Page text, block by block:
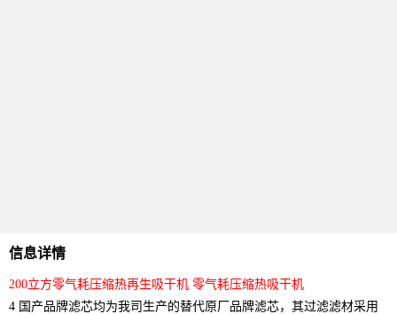
信息详情
200立方零气耗压缩热再生吸干机 零气耗压缩热吸干机
4 国产品牌滤芯均为我司生产的替代原厂品牌滤芯，其过滤滤材采用